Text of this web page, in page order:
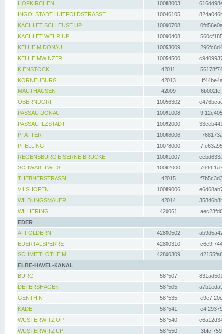
HOFKIRCHEN
10088003
INGOLSTADT LUITPOLDSTRASSE
10046105
KACHLET SCHLEUSE UP
10090708
KACHLET WEHR UP
10090408
KELHEIM DONAU
10053009
KELHEIMWINZER
10054500
KIENSTOCK
42011
KORNEUBURG
42013
MAUTHAUSEN
42009
OBERNDORF
10056302
PASSAU DONAU
10091008
PASSAU ILZSTADT
10092000
PFATTER
10068006
PFELLING
10078000
REGENSBURG EISERNE BRÜCKE
10061007
SCHWABELWEIS
10062000
THEBNERSTRASSL
42015
VILSHOFEN
10089006
WILDUNGSMAUER
42014
WILHERING
420061
EDER
AFFOLDERN
42800502
EDERTALSPERRE
42800310
SCHMITTLOTHEIM
42800309
ELBE-HAVEL-KANAL
BURG
587507
DETERSHAGEN
587505
GENTHIN
587535
KADE
587541
WUSTERWITZ OP
587540
WUSTERWITZ UP
587550